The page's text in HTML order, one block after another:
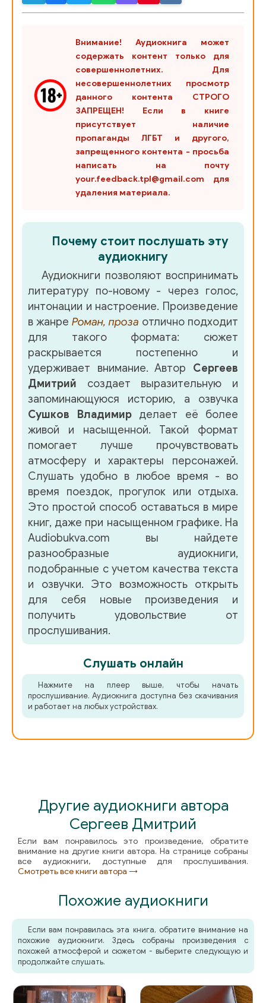
0026
0028
0029
0030
0032
Внимание! Аудиокнига может
содержать контент только для
совершеннолетних. Для
несовершеннолетних просмотр
данного контента СТРОГО
ЗАПРЕЩЕН! Если в книге
присутствует наличие
пропаганды ЛГБТ и другого,
запрещенного контента - просьба
написать на почту
your.feedback.tpl@gmail.com для
удаления материала.
Почему стоит послушать эту
аудиокнигу
Аудиокниги позволяют воспринимать
литературу по-новому - через голос,
интонации и настроение. Произведение
в жанре Роман, проза отлично подходит
для такого формата: сюжет
раскрывается постепенно и
удерживает внимание. Автор Сергеев
Дмитрий создает выразительную и
запоминающуюся историю, а озвучка
Сушков Владимирделает её более
живой и насыщенной. Такой формат
помогает лучше прочувствовать
атмосферу и характеры персонажей.
Слушать удобно в любое время - во
время поездок, прогулок или отдыха.
Это простой способ оставаться в мире
книг, даже при насыщенном графике. На
Audiobukva.com вы найдете
разнообразные аудиокниги,
подобранные с учетом качества текста
и озвучки. Это возможность открыть
для себя новые произведения и
получить удовольствие от
прослушивания.
Слушать онлайн
Нажмите на плеер выше, чтобы начать
прослушивание. Аудиокнига доступна без скачивания
и работает на любых устройствах.
Другие аудиокниги автора
Сергеев Дмитрий
Если вам понравилось это произведение, обратите
внимание на другие книги автора. На странице собраны
все аудиокниги, доступные для прослушивания.
Смотреть все книги автора →
Похожие аудиокниги
Если вам понравилась эта книга, обратите внимание на
похожие аудиокниги. Здесь собраны произведения с
похожей атмосферой и сюжетом - выберите следующую и
продолжайте слушать.